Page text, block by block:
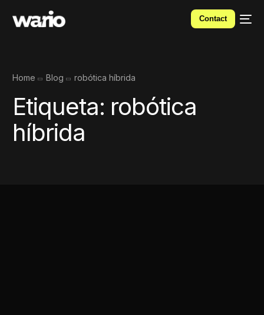
Contact
Home Blog robótica híbrida
Etiqueta: robótica
híbrida